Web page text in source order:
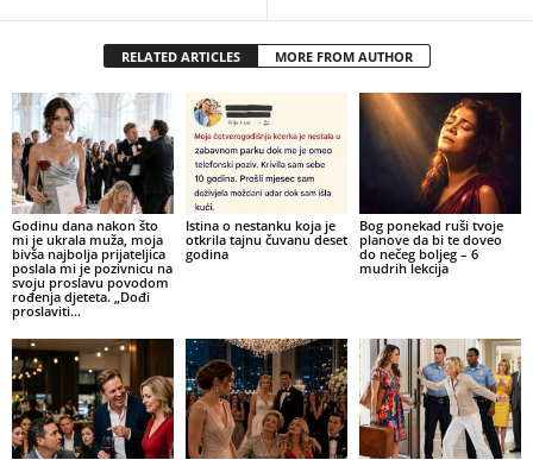
RELATED ARTICLES MORE FROM AUTHOR
Godinu dana nakon što
mi je ukrala muža, moja
bivša najbolja prijateljica
poslala mi je pozivnicu na
svoju proslavu povodom
rođenja djeteta. „Dođi
proslaviti...
Istina o nestanku koja je
otkrila tajnu čuvanu deset
godina
Bog ponekad ruši tvoje
planove da bi te doveo
do nečeg boljeg – 6
mudrih lekcija